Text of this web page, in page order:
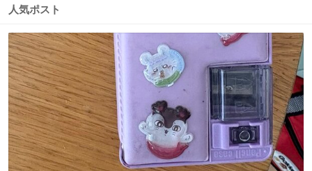
数
ス
数
人気ポスト